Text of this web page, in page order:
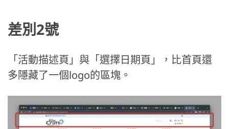
差別2號
「活動描述頁」與「選擇日期頁」，比首頁還
多隱藏了一個logo的區塊。